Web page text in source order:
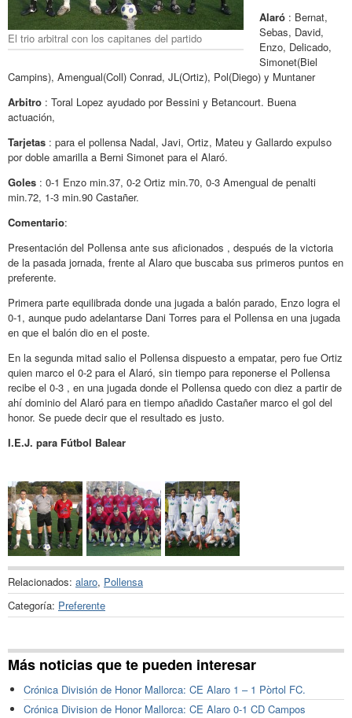
El trio arbitral con los capitanes del partido
Alaró : Bernat,
Sebas, David,
Enzo, Delicado,
Simonet(Biel
Campins), Amengual(Coll) Conrad, JL(Ortiz), Pol(Diego) y Muntaner
Arbitro : Toral Lopez ayudado por Bessini y Betancourt. Buena
actuación,
Tarjetas : para el pollensa Nadal, Javi, Ortiz, Mateu y Gallardo expulso
por doble amarilla a Berni Simonet para el Alaró.
Goles : 0-1 Enzo min.37, 0-2 Ortiz min.70, 0-3 Amengual de penalti
min.72, 1-3 min.90 Castañer.
Comentario:
Presentación del Pollensa ante sus aficionados , después de la victoria
de la pasada jornada, frente al Alaro que buscaba sus primeros puntos en
preferente.
Primera parte equilibrada donde una jugada a balón parado, Enzo logra el
0-1, aunque pudo adelantarse Dani Torres para el Pollensa en una jugada
en que el balón dio en el poste.
En la segunda mitad salio el Pollensa dispuesto a empatar, pero fue Ortiz
quien marco el 0-2 para el Alaró, sin tiempo para reponerse el Pollensa
recibe el 0-3 , en una jugada donde el Pollensa quedo con diez a partir de
ahí dominio del Alaró para en tiempo añadido Castañer marco el gol del
honor. Se puede decir que el resultado es justo.
I.E.J. para Fútbol Balear
Relacionados: alaro, Pollensa
Categoría: Preferente
Más noticias que te pueden interesar
Crónica División de Honor Mallorca: CE Alaro 1 – 1 Pòrtol FC.
Crónica Division de Honor Mallorca: CE Alaro 0-1 CD Campos